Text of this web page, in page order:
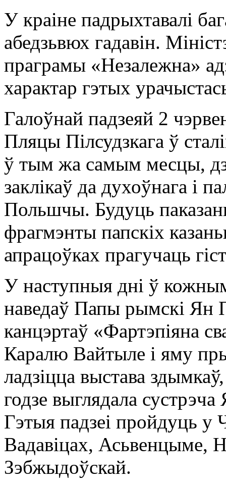
У краіне падрыхтавалі
абедзьвюх гадавін.
праграмы «Незалежна»
характар гэтых
Галоўнай падзеяй 2
Пляцы Пілсудзкага ў
ў тым жа самым месцы,
заклікаў да духоўнага і
Польшчы. Будуць
фрагмэнты папскіх
апрацоўках прагучаць
У наступныя дні ў
наведаў Папы рымскі Ян
канцэртаў «Фартэпіяна
Каралю Вайтыле і яму
ладзіцца выстава
годзе выглядала
Гэтыя падзеі пройдуць у
Вадавіцах, Асьвенцыме,
Зэбжыдоўскай.